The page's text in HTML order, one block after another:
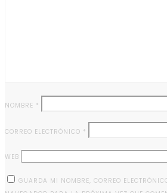
NOMBRE *
CORREO ELECTRÓNICO *
WEB
GUARDA MI NOMBRE, CORREO